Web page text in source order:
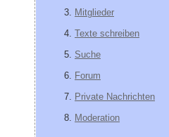
Mitglieder
Texte schreiben
Suche
Forum
Private Nachrichten
Moderation